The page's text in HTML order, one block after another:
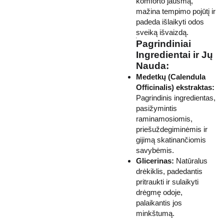
mažina tempimo pojūtį ir
padeda išlaikyti odos
sveiką išvaizdą.
Pagrindiniai
Ingredientai ir Jų
Nauda:
Medetkų (Calendula
Officinalis) ekstraktas:
Pagrindinis ingredientas,
pasižymintis
raminamosiomis,
priešuždegiminėmis ir
gijimą skatinančiomis
savybėmis.
Glicerinas: Natūralus
drėkiklis, padedantis
pritraukti ir sulaikyti
drėgmę odoje,
palaikantis jos
minkštumą.